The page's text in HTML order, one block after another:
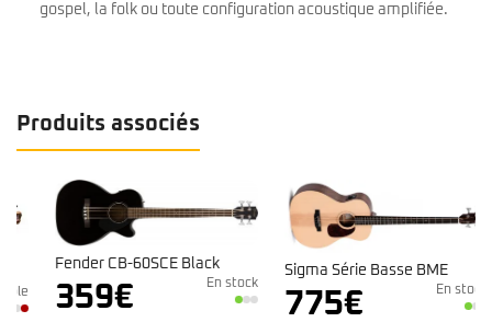
gospel, la folk ou toute configuration acoustique amplifiée.
Produits associés
Fender CB-60SCE Black
359€ En stock
Sigma Série Basse BME
775€ En stock